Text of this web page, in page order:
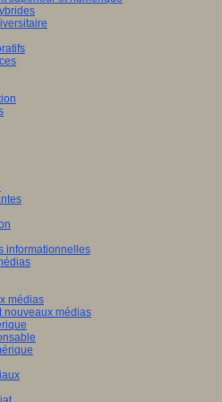
informationnelles
médias
nouveaux médias